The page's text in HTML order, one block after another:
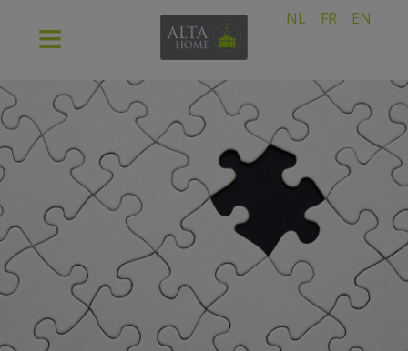
NL FR EN